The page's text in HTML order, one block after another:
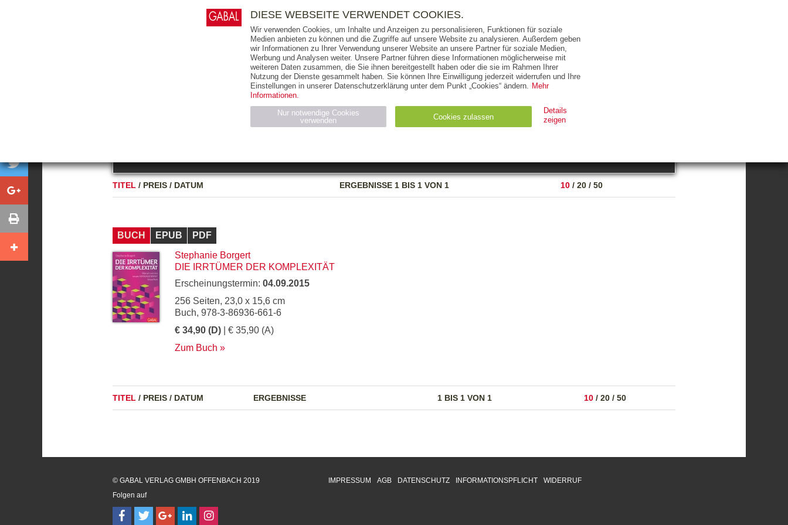
AUSGABEART AUS DER REIHE ZUM THEMA
TITEL / PREIS / DATUM ERGEBNISSE1 BIS 1 VON 1 10 / 20 / 50
BUCH EPUB
PDF
Stephanie Borgert
DIE IRRTÜMER DER KOMPLEXITÄT
Erscheinungstermin: 04.09.2015
256 Seiten, 23,0 x 15,6 cm
Buch, 978-3-86936-661-6
€ 34,90 (D) | € 35,90 (A)
Zum Buch
TITEL / PREIS / DATUM ERGEBNISSE 1 BIS 1 VON 1 10 / 20 / 50
E-BOOKS AUDIO-CDS MP3 NON-BOOKS
THEMEN AUTOREN VERLAG
RIGHTS PRESSE HANDEL FÜR UNTERNEHMEN
IMPRESSUM AGB DATENSCHUTZ INFORMATIONSPFLICHT WIDERRUF
© GABAL VERLAG GMBH OFFENBACH 2019
Folgen auf
DIESE WEBSEITE VERWENDET COOKIES.
Wir verwenden Cookies, um Inhalte und Anzeigen zu personalisieren, Funktionen für soziale
Medien anbieten zu können und die Zugriffe auf unsere Website zu analysieren. Außerdem geben
wir Informationen zu Ihrer Verwendung unserer Website an unsere Partner für soziale Medien,
Werbung und Analysen weiter. Unsere Partner führen diese Informationen möglicherweise mit
weiteren Daten zusammen, die Sie ihnen bereitgestellt haben oder die sie im Rahmen Ihrer
Nutzung der Dienste gesammelt haben. Sie können Ihre Einwilligung jederzeit widerrufen und Ihre
Einstellungen in unserer Datenschutzerklärung unter dem Punkt „Cookies“ ändern. Mehr
Informationen.
Nur notwendige Cookies
verwenden
Cookies zulassen
Details
zeigen
Name Anbieter Zweck Ablauf
Typ
Wird für die Speicherung der Benutzer-Session verwendet HTTP